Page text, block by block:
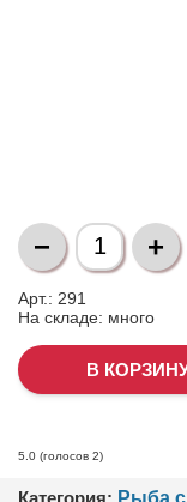
Арт.: 291
На складе: много
5.0 (голосов 2)
Категория: Рыба